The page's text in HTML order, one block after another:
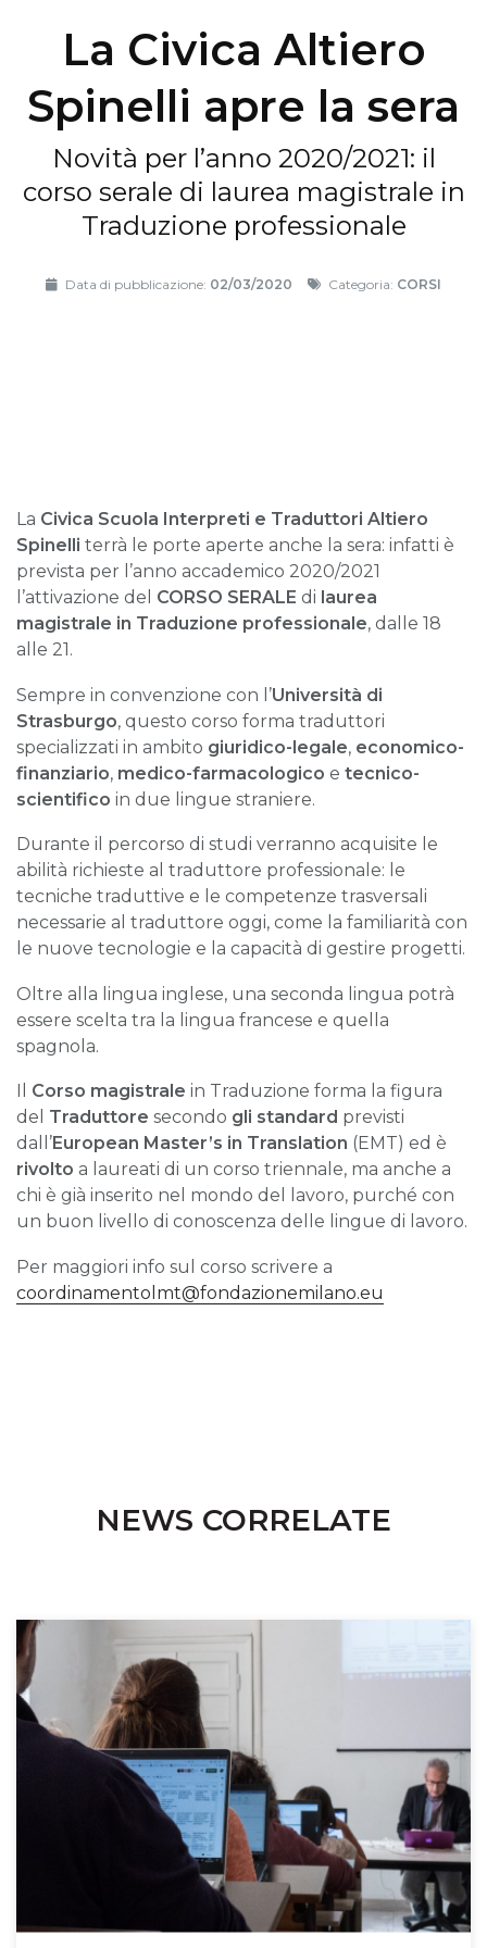
La Civica Altiero
Spinelli apre la sera
Novità per l’anno 2020/2021: il
corso serale di laurea magistrale in
Traduzione professionale
Data di pubblicazione: 02/03/2020 Categoria: CORSI
La Civica Scuola Interpreti e Traduttori Altiero
Spinelli terrà le porte aperte anche la sera: infatti è
prevista per l’anno accademico 2020/2021
l’attivazione del CORSO SERALE di laurea
magistrale in Traduzione professionale, dalle 18
alle 21.
Sempre in convenzione con l’Università di
Strasburgo, questo corso forma traduttori
specializzati in ambito giuridico-legale, economico-
finanziario, medico-farmacologico e tecnico-
scientifico in due lingue straniere.
Durante il percorso di studi verranno acquisite le
abilità richieste al traduttore professionale: le
tecniche traduttive e le competenze trasversali
necessarie al traduttore oggi, come la familiarità con
le nuove tecnologie e la capacità di gestire progetti.
Oltre alla lingua inglese, una seconda lingua potrà
essere scelta tra la lingua francese e quella
spagnola.
Corso magistrale in Traduzione forma la figura
del Traduttore secondo gli standard previsti
dall’European Master’s in Translation (EMT) ed è
rivolto a laureati di un corso triennale, ma anche a
chi è già inserito nel mondo del lavoro, purché con
un buon livello di conoscenza delle lingue di lavoro.
Per maggiori info sul corso scrivere a
coordinamentolmt@fondazionemilano.eu
NEWS CORRELATE